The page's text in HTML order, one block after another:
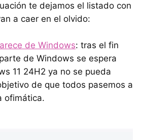
te dejamos el listado con
a caer en el olvido:
de Windows: tras el fin
de Windows se espera
11 24H2 ya no se pueda
de que todos pasemos a
ofimática.